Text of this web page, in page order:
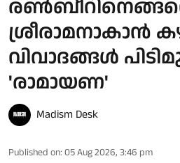
ശ്രീരാമനാകാൻ
വിവാദങ്ങൾ
'രാമായണ'
Madism Desk
Published on: 05 Aug 2026, 3:46 pm